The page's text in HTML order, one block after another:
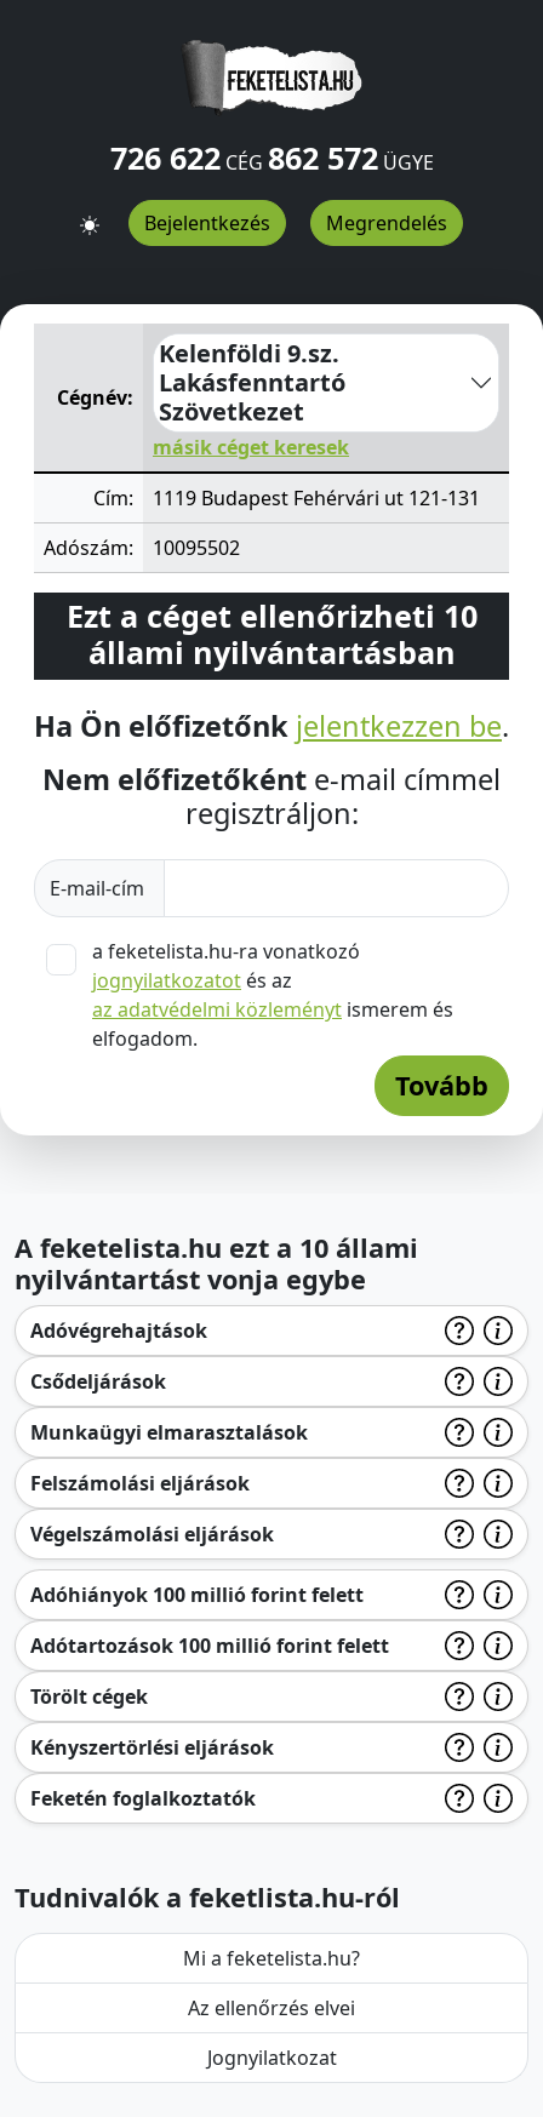
726 622CÉG 862 572ÜGYE
Bejelentkezés Megrendelés
Kelenföldi 9.sz. Lakásfenntartó SzövetkezetFehérvári
Cégnév:
Kelenföldi 9.sz.
Lakásfenntartó
Szövetkezet
másik céget keresek
Cím:
1119 Budapest Fehérvári ut 121-131
Adószám:
10095502
Ezt a céget ellenőrizheti 10
állami nyilvántartásban
Ha Ön előfizetőnk jelentkezzen be.
Nem előfizetőként e-mail címmel
regisztráljon:
E-mail-cím
a feketelista.hu-ra vonatkozó
jognyilatkozatot és az
az adatvédelmi közleményt ismerem és
elfogadom.
Tovább
A feketelista.hu ezt a 10 állami
nyilvántartást vonja egybe
Adóvégrehajtások
Csődeljárások
Munkaügyi elmarasztalások
Felszámolási eljárások
Végelszámolási eljárások
Adóhiányok 100 millió forint felett
Adótartozások 100 millió forint felett
Törölt cégek
Kényszertörlési eljárások
Feketén foglalkoztatók
Tudnivalók a feketlista.hu-ról
Mi a feketelista.hu?
Az ellenőrzés elvei
Jognyilatkozat